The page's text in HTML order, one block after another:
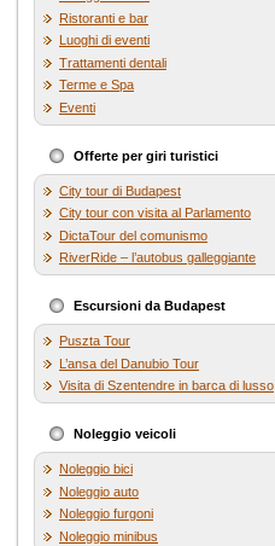
Ristoranti e bar
Luoghi di eventi
Trattamenti dentali
Terme e Spa
Eventi
Offerte per giri turistici
City tour di Budapest
City tour con visita al Parlamento
DictaTour del comunismo
RiverRide – l’autobus galleggiante
Escursioni da Budapest
Puszta Tour
L’ansa del Danubio Tour
Visita di Szentendre in barca di lusso
Noleggio veicoli
Noleggio bici
Noleggio auto
Noleggio furgoni
Noleggio minibus